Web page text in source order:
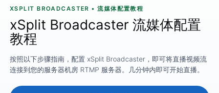
XSPLIT BROADCASTER • 流媒体配置教程
xSplit Broadcaster 流媒体配置
教程
按照以下步骤指南，配置 xSplit Broadcaster，即可将直播视频流
连接到您的服务器机房 RTMP 服务器。几分钟内即可开始直播。